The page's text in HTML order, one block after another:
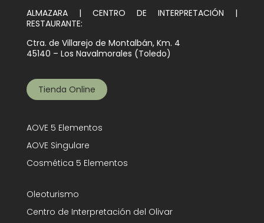
ALMAZARA | CENTRO DE INTERPRETACIÓN |
RESTAURANTE:
Ctra. de Villarejo de Montalbán, Km. 4
45140 – Los Navalmorales (Toledo)
Tienda Online
AOVE 5 Elementos
AOVE Singulare
Cosmética 5 Elementos
Oleoturismo
Centro de Interpretación del Olivar